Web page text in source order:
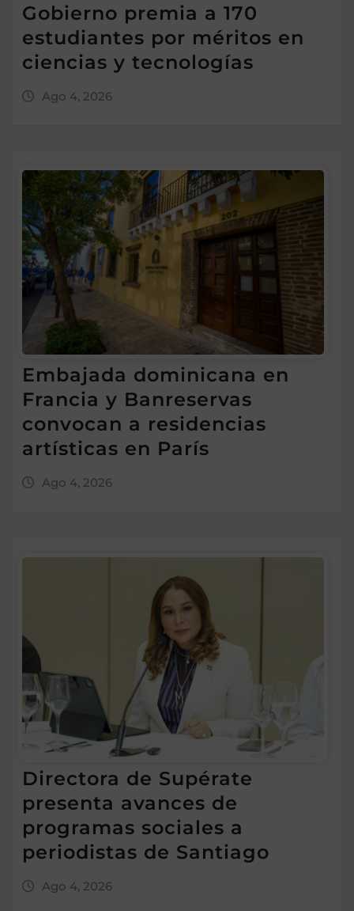
Gobierno premia a 170
estudiantes por méritos en
ciencias y tecnologías
Ago 4, 2026
Embajada dominicana en
Francia y Banreservas
convocan a residencias
artísticas en París
Ago 4, 2026
Directora de Supérate
presenta avances de
programas sociales a
periodistas de Santiago
Ago 4, 2026